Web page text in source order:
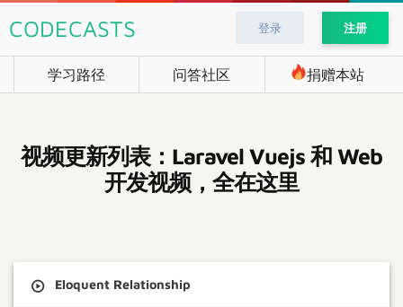
CODECASTS 登录 注册
学习路径 问答社区 捐赠本站
视频更新列表：Laravel Vuejs 和 Web
开发视频，全在这里
Eloquent Relationship